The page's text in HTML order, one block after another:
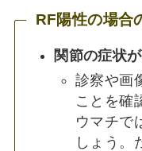
RF陽性の場合
関節の症状
診察や画
ことを確
ウマチで
しょう。